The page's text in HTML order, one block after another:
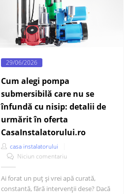
29/06/2026
Cum alegi pompa
submersibilă care nu se
înfundă cu nisip: detalii de
urmărit în oferta
CasaInstalatorului.ro
casa instalatorului
Niciun comentariu
Ai forat un puț și vrei apă curată,
constantă, fără intervenții dese? Dacă